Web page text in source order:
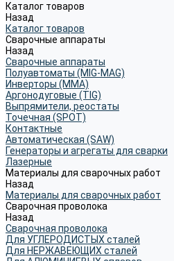
Каталог товаров
Назад
Каталог товаров
Сварочные аппараты
Назад
Сварочные аппараты
Полуавтоматы (MIG-MAG)
Инверторы (MMA)
Аргонодуговые (TIG)
Выпрямители, реостаты
Точечная (SPOT)
Контактные
Автоматическая (SAW)
Генераторы и агрегаты для сварки
Лазерные
Материалы для сварочных работ
Назад
Материалы для сварочных работ
Сварочная проволока
Назад
Сварочная проволока
Для УГЛЕРОДИСТЫХ сталей
Для НЕРЖАВЕЮЩИХ сталей